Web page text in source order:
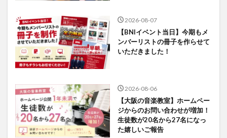
2026-08-07
【BNIイベント当日】今期もメ
ンバーリストの冊子を作らせて
いただきました！
2026-08-06
【大阪の音楽教室】ホームペー
ジからのお問い合わせが増加！
生徒数が20名から27名になっ
た嬉しいご報告